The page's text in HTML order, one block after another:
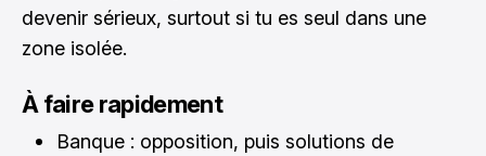
devenir sérieux, surtout si tu es seul dans une
zone isolée.
À faire rapidement
Banque : opposition, puis solutions de